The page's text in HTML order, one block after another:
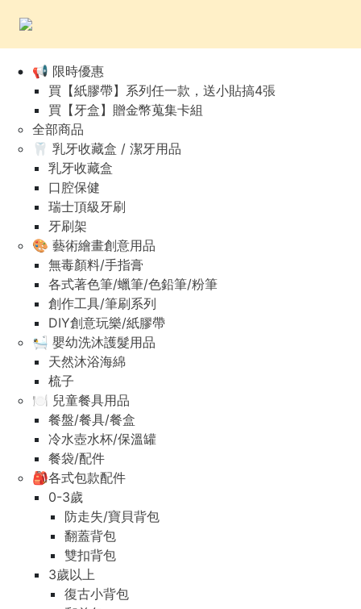
📢 限時優惠
買【紙膠帶】系列任一款，送小貼搞4張
買【牙盒】贈金幣蒐集卡組
全部商品
🦷 乳牙收藏盒 / 潔牙用品
乳牙收藏盒
口腔保健
瑞士頂級牙刷
牙刷架
🎨 藝術繪畫創意用品
無毒顏料/手指膏
各式著色筆/蠟筆/色鉛筆/粉筆
創作工具/筆刷系列
DIY創意玩樂/紙膠帶
🛀 嬰幼洗沐護髮用品
天然沐浴海綿
梳子
🍽️ 兒童餐具用品
餐盤/餐具/餐盒
冷水壺水杯/保溫罐
餐袋/配件
🎒各式包款配件
0-3歲
防走失/寶貝背包
翻蓋背包
雙扣背包
3歲以上
復古小背包